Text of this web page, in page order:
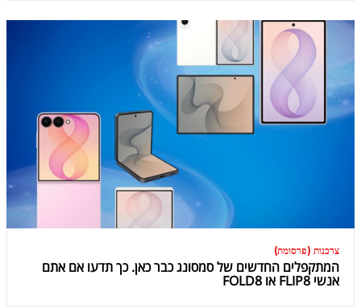
צרכנות (פרסומת)
המתקפלים החדשים של סמסונג כבר כאן. כך תדעו אם אתם
אנשי FLIP8 או FOLD8